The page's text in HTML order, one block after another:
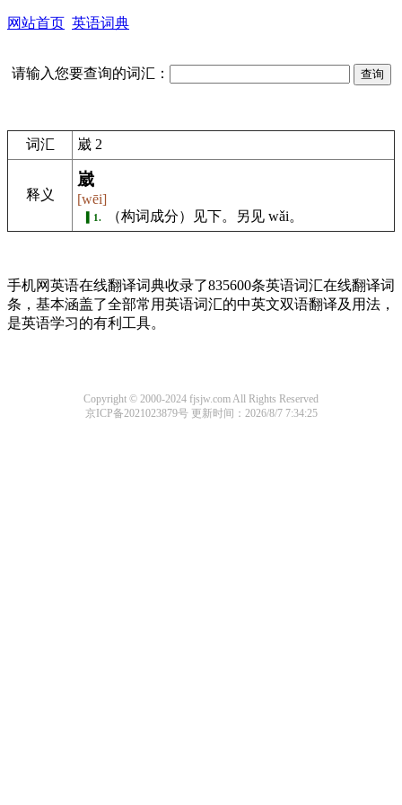
网站首页 英语词典
请输入您要查询的词汇：
词汇 崴 2
释义
崴
[wēi]
1. （构词成分）见下。 另见 wǎi。
手机网英语在线翻译词典收录了835600条英语词汇在线翻译词
条，基本涵盖了全部常用英语词汇的中英文双语翻译及用法，
是英语学习的有利工具。
Copyright © 2000-2024 fjsjw.com All Rights Reserved
京ICP备2021023879号更新时间：2026/8/7 7:34:25